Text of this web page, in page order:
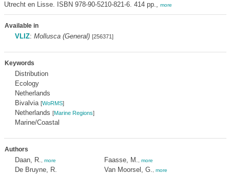
Utrecht en Lisse. ISBN 978-90-5210-821-6. 414 pp., more
Available in
VLIZ: Mollusca (General) [256371]
Keywords
Distribution
Ecology
Netherlands
Bivalvia [WoRMS]
Netherlands [Marine Regions]
Marine/Coastal
Authors
Daan, R. more
De Bruyne, R.
Faasse, M. more
Van Moorsel, G. more